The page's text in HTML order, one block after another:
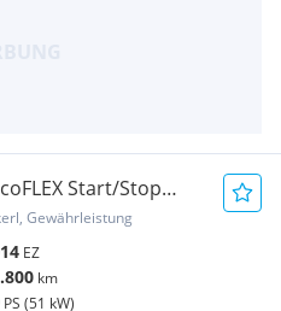
Start/Stop
Gewährleistung
EZ
km
PS (51 kW)